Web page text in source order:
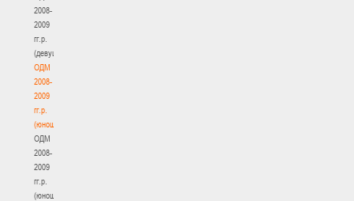
2008-
2009
гг.р.
(девушки)
ОДМ
2008-
2009
гг.р.
(юноши)
ОДМ
2008-
2009
гг.р.
(юноши)